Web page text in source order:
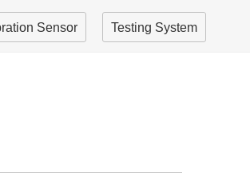
Sensor Testing System